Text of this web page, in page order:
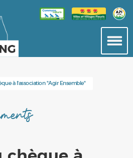
à l'association "Agir Ensemble"